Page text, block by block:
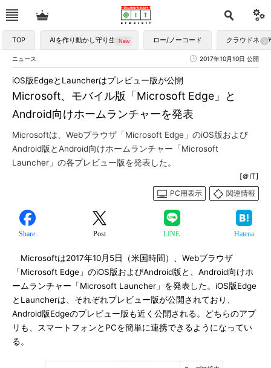
TOP AIを作り動かし守り生かす ロー/ノーコード クラウドネイ
ニュース 2017年10月10日 公開
Microsoft、モバイル版「Microsoft Edge」と
Android向けホームランチャーを発表
iOS版EdgeとLauncherはプレビュー版が公開
Microsoftは、Webブラウザ「Microsoft Edge」のiOS版および
Android版とAndroid向けホームランチャー「Microsoft
Launcher」の各プレビュー版を発表した。
[＠IT]
PC用表示
関連情報
Share Post LINE Hatena
Microsoftは2017年10月5日（米国時間）、Webブラウザ
「Microsoft Edge」のiOS版およびAndroid版と、Android向けホ
ームランチャー「Microsoft Launcher」を発表した。iOS版Edge
とLauncherは、それぞれプレビュー版が公開されており、
Android版Edgeのプレビュー版も近く公開される。どちらのアプ
リも、スマートフォンとPCを簡単に連携できるようになってい
る。